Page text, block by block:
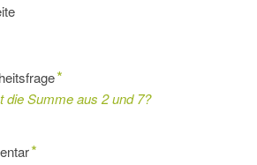
*
die Summe aus 2 und 7?
*